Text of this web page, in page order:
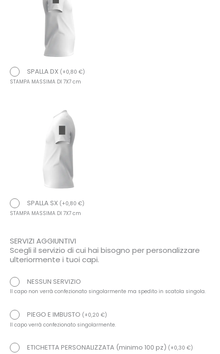
SPALLA DX (+0,80 €)
STAMPA MASSIMA DI 7X7 cm
SPALLA SX (+0,80 €)
STAMPA MASSIMA DI 7X7 cm
SERVIZI AGGIUNTIVI
Scegli il servizio di cui hai bisogno per personalizzare
ulteriormente i tuoi capi.
NESSUN SERVIZIO
Il capo non verrà confezionato singolarmente ma spedito in scatola singola.
PIEGO E IMBUSTO (+0,20 €)
Il capo verrà confezionato singolarmente.
ETICHETTA PERSONALIZZATA (minimo 100 pz) (+0,30 €)